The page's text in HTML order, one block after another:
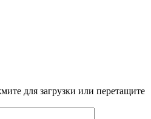
для загрузки или перетащите